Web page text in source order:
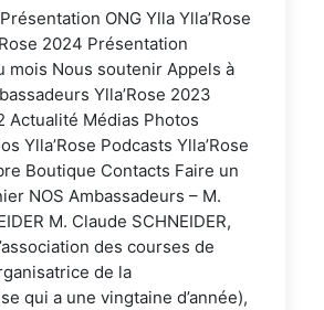
ONG Ylla Ylla’Rose
2024 Présentation
mois Nous soutenir Appels à
Ylla’Rose 2023
Actualité Médias Photos
Ylla’Rose Podcasts Ylla’Rose
Boutique Contacts Faire un
NOS Ambassadeurs – M.
M. Claude SCHNEIDER,
des courses de
de la
qui a une vingtaine d’année),